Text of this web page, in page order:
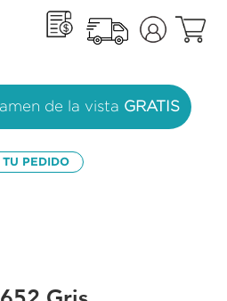
de la vista GRATIS
TU PEDIDO